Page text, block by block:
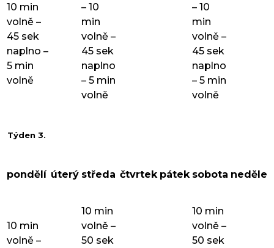
10 min
volně –
45 sek
naplno –
5 min
volně
– 10
min
volně –
45 sek
naplno
– 5 min
volně
– 10
min
volně –
45 sek
naplno
– 5 min
volně
Týden 3.
pondělí úterý středa čtvrtek pátek sobota neděle
10 min
volně –
10 min
volně –
50 sek
10 min
volně –
50 sek